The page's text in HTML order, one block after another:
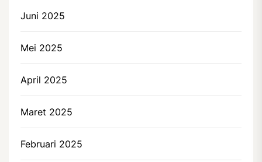
Juni 2025
Mei 2025
April 2025
Maret 2025
Februari 2025